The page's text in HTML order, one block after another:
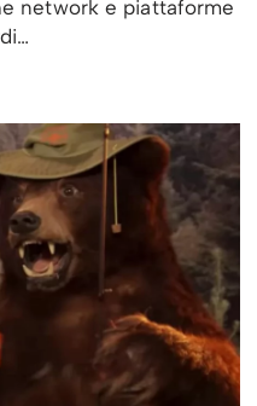
network e piattaforme